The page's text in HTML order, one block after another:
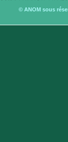
© ANOM sous